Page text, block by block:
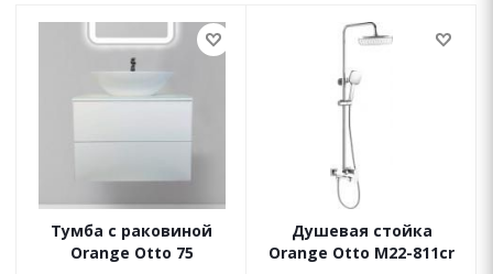
Тумба с раковиной
Orange Otto 75
Душевая стойка
Orange Otto M22-811cr